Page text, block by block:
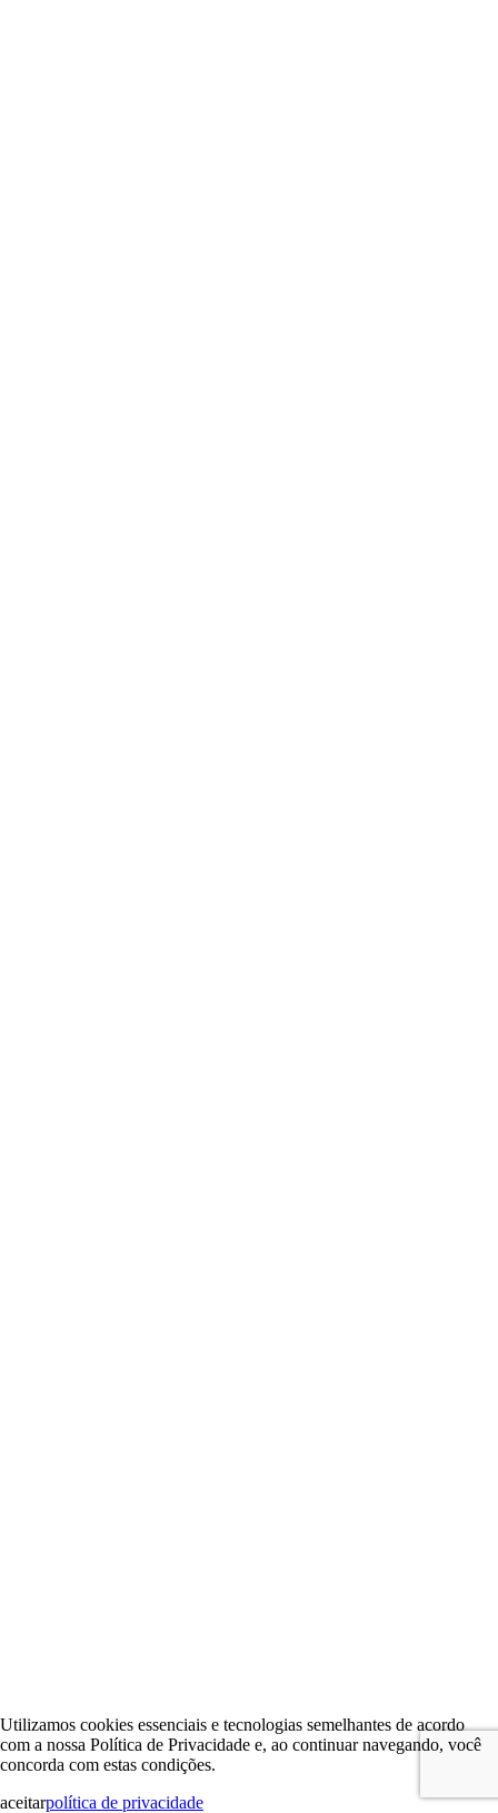
Utilizamos cookies essenciais e tecnologias semelhantes de acordo
com a nossa Política de Privacidade e, ao continuar navegando, você
concorda com estas condições.
aceitarpolítica de privacidade